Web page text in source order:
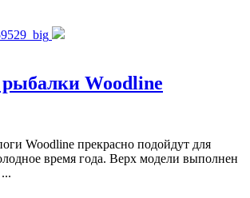
Woodline
Woodline прекрасно подойдут для
время года. Верх модели выполнен